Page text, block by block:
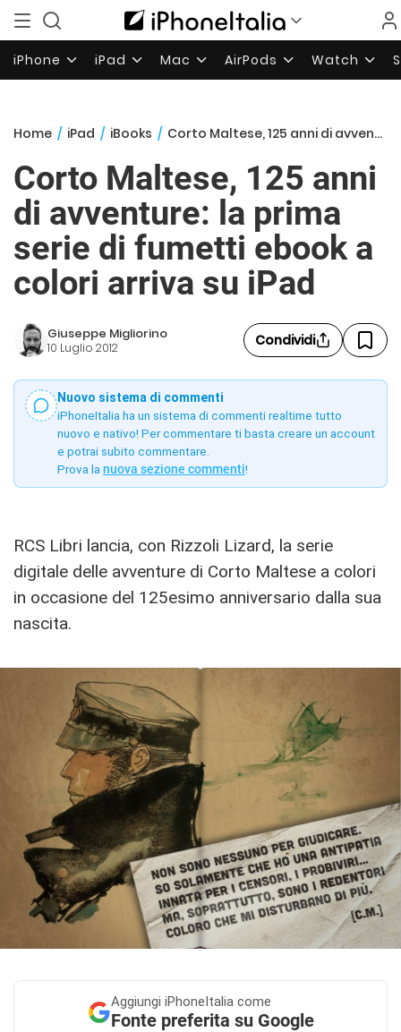
iPhone iPad Mac AirPods Watch
Home / iPad / iBooks / Corto Maltese, 125 anni di avventure: la prima serie di fumetti ebook a colori arriva su iPad
Corto Maltese, 125 anni
di avventure: la prima
serie di fumetti ebook a
colori arriva su iPad
Giuseppe Migliorino
10 Luglio 2012 Condividi
Nuovo sistema di commenti
iPhoneItalia ha un sistema di commenti realtime tutto
nuovo e nativo! Per commentare ti basta creare un account
e potrai subito commentare.
Prova la nuova sezione commenti!
RCS Libri lancia, con Rizzoli Lizard, la serie
digitale delle avventure di Corto Maltese a colori
in occasione del 125esimo anniversario dalla sua
nascita.
Aggiungi iPhoneItalia come
Fonte preferita su Google